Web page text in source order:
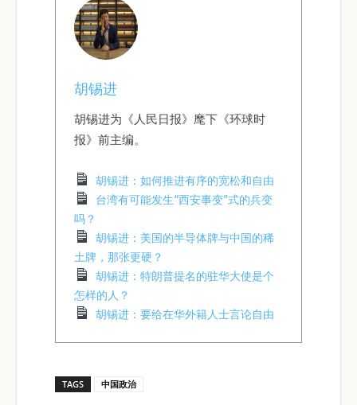
胡锡进
胡锡进为《人民日报》麾下《环球时
报》前主编。
胡锡进：如何推进有序的宽松和自由
台湾有可能发生“西安事变”式的兵变
吗？
胡锡进：美国的半导体牌与中国的稀
土牌，那张更硬？
胡锡进：特朗普提名的驻华大使是个
怎样的人？
胡锡进：要给在华外籍人士言论自由
TAGS 中国政治